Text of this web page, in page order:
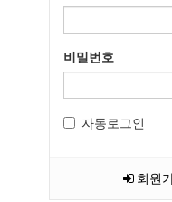
비밀번호
자동로그인
회원